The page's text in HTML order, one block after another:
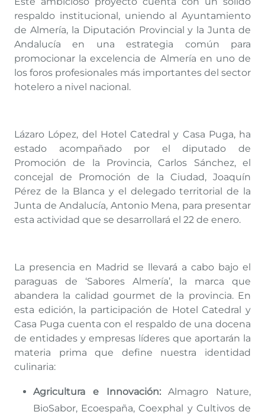
respaldo institucional, uniendo al Ayuntamiento
de Almería, la Diputación Provincial y la Junta de
Andalucía en una estrategia común para
promocionar la excelencia de Almería en uno de
los foros profesionales más importantes del sector
hotelero a nivel nacional.
Lázaro López, del Hotel Catedral y Casa Puga, ha
estado acompañado por el diputado de
Promoción de la Provincia, Carlos Sánchez, el
concejal de Promoción de la Ciudad, Joaquín
Pérez de la Blanca y el delegado territorial de la
Junta de Andalucía, Antonio Mena, para presentar
esta actividad que se desarrollará el 22 de enero.
La presencia en Madrid se llevará a cabo bajo el
paraguas de ‘Sabores Almería’, la marca que
abandera la calidad gourmet de la provincia. En
esta edición, la participación de Hotel Catedral y
Casa Puga cuenta con el respaldo de una docena
de entidades y empresas líderes que aportarán la
materia prima que define nuestra identidad
culinaria:
Agricultura e Innovación:Almagro Nature,
BioSabor, Ecoespaña, Coexphal y Cultivos de